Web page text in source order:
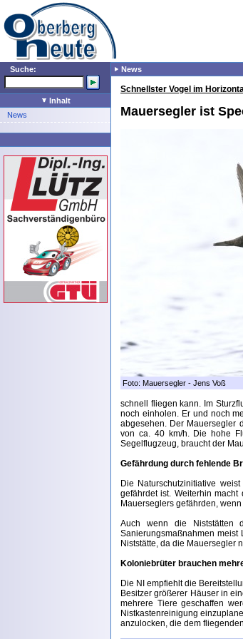
Suche:
Inhalt
News
News
Schnellster Vogel im
Mauersegler ist
Foto: Mauersegler - Jens Voß
schnell fliegen kann. Im
noch einholen. Er und noch
abgesehen. Der Mauersegler
von ca. 40 km/h. Die hohe
Segelflugzeug, braucht der
Gefährdung durch fehlende
Die Naturschutzinitiative
gefährdet ist. Weiterhin
Mauerseglers gefährden,
Auch wenn die Niststätten
Sanierungsmaßnahmen meist
Niststätte, da die Mauersegler
Koloniebrüter brauchen
Die NI empfiehlt die
Besitzer größerer Häuser in
mehrere Tiere geschaffen
Nistkastenreinigung
anzulocken, die dem